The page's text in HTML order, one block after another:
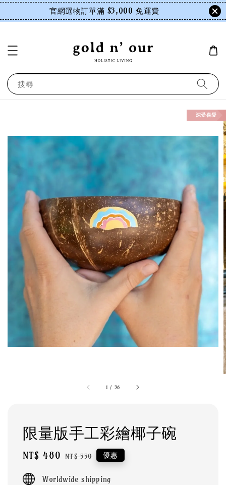
官網選物訂單滿 $3,000 免運費
搜尋
1 / 36
深受喜愛
限量版手工彩繪椰子碗
Sale
NT$ 480 Regular
NT$ 550 優惠
Worldwide shipping